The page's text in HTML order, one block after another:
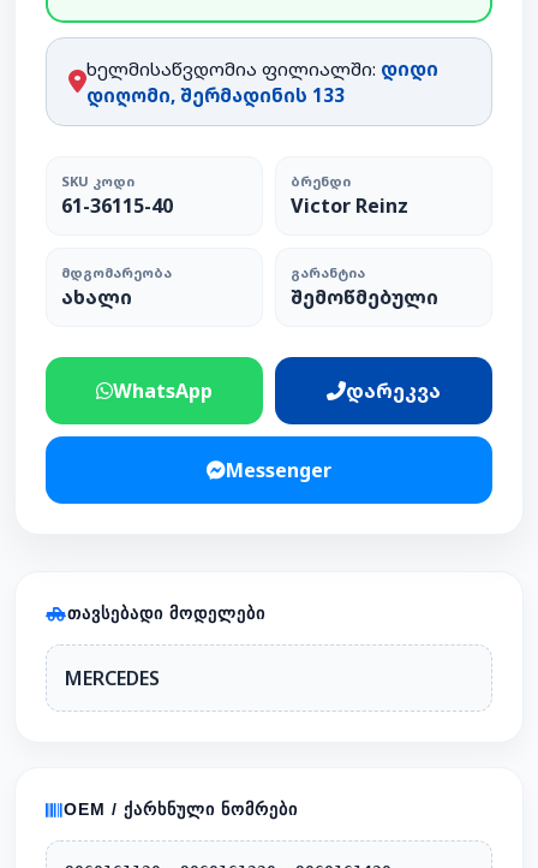
ხელმისაწვდომია ფილიალში: დიდი
დიღომი, შერმადინის 133
SKU ᲙᲝᲓᲘ
61-36115-40
ᲑᲠᲔᲜᲓᲘ
Victor Reinz
ᲛᲓᲒᲝᲛᲐᲠᲔᲝᲑᲐ
ახალი
ᲒᲐᲠᲐᲜᲢᲘᲐ
შემოწმებული
WhatsApp დარეკვა
Messenger
ᲗᲐᲕᲡᲔᲑᲐᲓᲘ ᲛᲝᲓᲔᲚᲔᲑᲘ
MERCEDES
OEM / ᲥᲐᲠᲮᲜᲣᲚᲘ ᲜᲝᲛᲠᲔᲑᲘ